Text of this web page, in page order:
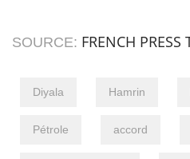
SOURCE: FRENCH PRESS
Diyala Hamrin
Pétrole accord